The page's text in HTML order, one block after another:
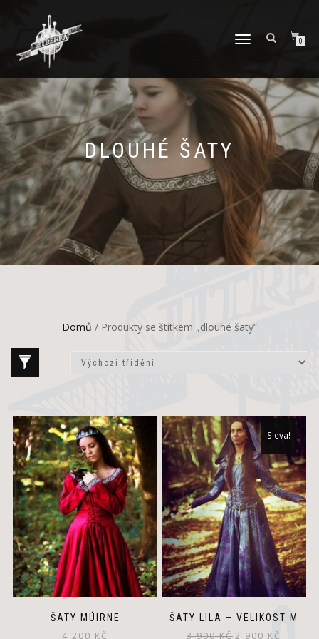
PŘEPNOUT
0
DLOUHÉ ŠATY
Domů / Produkty se štítkem „dlouhé šaty“
ŠATY MÚIRNE
4 200 KČ
This
product
has
multiple
variants.
The
options
may
be
chosen
on
the
pageŠATY LILA – VELIKOST M
Sleva!
3 900KČ Původní
2 900 KČ